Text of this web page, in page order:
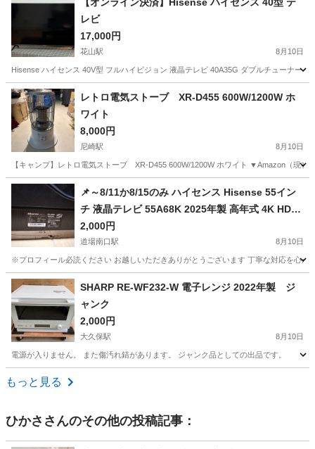
レビ
17,000円
花山駅 8月10日
Hisense ハイセンス 40V型 フルハイビジョン 液晶テレビ 40A35G ダブルチューナー
兵庫 神戸市 花山駅 テレビ
レトロ電気ストーブ XR-D455 600W/1200W ホ
ワイト
8,000円
尼崎駅 8月10日
【キャンプ】レトロ電気ストーブ XR-D455 600W/1200W ホワイト ▼Amazon（現在
兵庫 尼崎市 季節、空調家電
📌～8/11か8/15のみ ハイセンス Hisense 55イン
チ 液晶テレビ 55A68K 2025年製 高年式 4K HDR
ジャンク部品取様に
2,000円
道場南口駅 8月10日
※プロフィール必読ください お越しいただきありがとうございます 丁寧な対応を心
兵庫 神戸市 55インチ
SHARP RE-WF232-W 電子レンジ 2022年製 ジ
ャンク
2,000円
大久保駅 8月10日
電源が入りません。 また傷汚れ錆があります。 ジャンク品としての出品です。
兵庫 明石市
もっと見る
ひかさ さんのその他の投稿記事：